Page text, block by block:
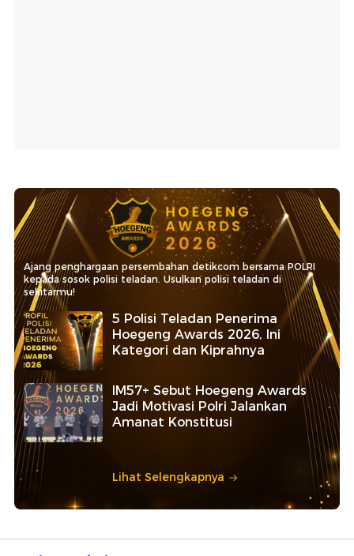
Ajang penghargaan persembahan detikcom bersama POLRI
kepada sosok polisi teladan. Usulkan polisi teladan di
sekitarmu!
5 Polisi Teladan Penerima
Hoegeng Awards 2026, Ini
Kategori dan Kiprahnya
IM57+ Sebut Hoegeng Awards
Jadi Motivasi Polri Jalankan
Amanat Konstitusi
Lihat Selengkapnya